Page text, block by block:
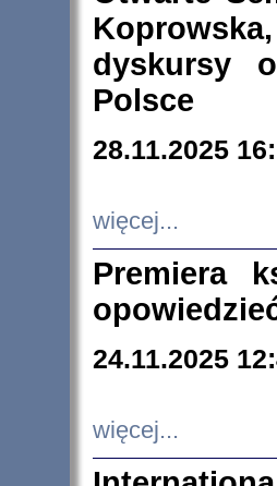
dyskursy
Polsce
28.11.2025
więcej...
Premiera
24.11.2025
więcej...